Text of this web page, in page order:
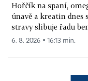
Hořčík na spaní,
únavě a kreatin dnes
stravy slibuje řadu
6. 8. 2026 ▪ 16:13 min.